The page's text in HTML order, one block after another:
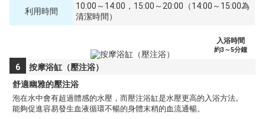
利用時間
10:00～14:00，15:00～20:00（14:00～15:00為
清潔時間）
入浴時間
約3～5分鐘
6
按摩浴缸（壓注浴）
舒適幽雅的壓注浴
泡在水中會有超過體感的水壓，而壓注浴缸是水壓更高的入浴方法。
能夠促進容易發生血液循環不暢的身體末稍的血流通暢。